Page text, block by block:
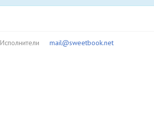
Исполнители mail@sweetbook.net